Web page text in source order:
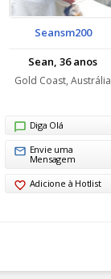
Seansm200
Sean, 36 anos
Gold Coast, Austrália
Diga Olá
Envie uma
Mensagem
Adicione à Hotlist